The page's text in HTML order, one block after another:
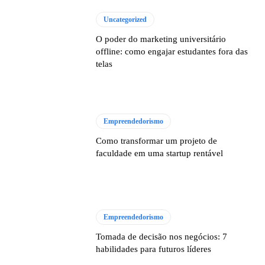
Uncategorized
O poder do marketing universitário
offline: como engajar estudantes fora das
telas
Empreendedorismo
Como transformar um projeto de
faculdade em uma startup rentável
Empreendedorismo
Tomada de decisão nos negócios: 7
habilidades para futuros líderes